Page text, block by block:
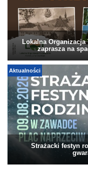
Lokalna
zaprasza na
Aktualności
Strażacki festyn